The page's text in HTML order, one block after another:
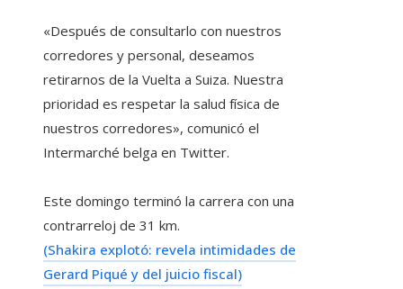
«Después de consultarlo con nuestros
corredores y personal, deseamos
retirarnos de la Vuelta a Suiza. Nuestra
prioridad es respetar la salud física de
nuestros corredores», comunicó el
Intermarché belga en Twitter.
Este domingo terminó la carrera con una
contrarreloj de 31 km.
(Shakira explotó: revela intimidades de
Gerard Piqué y del juicio fiscal)